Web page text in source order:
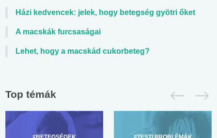
Házi kedvencek: jelek, hogy betegség gyötri őket
A macskák furcsaságai
Lehet, hogy a macskád cukorbeteg?
Top témák